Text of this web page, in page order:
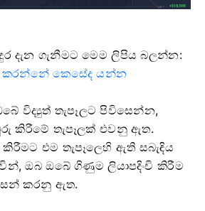
දැන ගැනීමට මෙම ලිපිය බලන්න:
කරන්නේ කෙසේද යන්න
විද්‍යුත් තැපෑලට පිවිසෙන්න,
කිරීමේ තැපෑලක් එවනු ඇත.
එම තැපෑලෙහි ඇති සබැඳිය
ඔබ ඔබේ ගිණුම ලියාපදිංචි කිරීම
කරනු ඇත.